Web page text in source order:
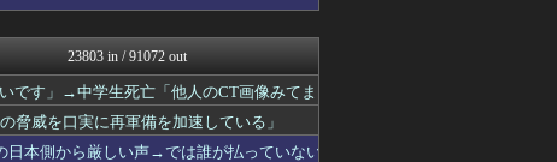
もきゅ速(*´ω`*)人(...
かせまと！
なんじぇいスタジアム＠なん...
思考ちゃんねる
ひま速(°∀°) -暇つぶ...
馬鳥速報
23803 in / 91072 out
です」→中学生死亡「他人のCT画像みてま
脅威を口実に再軍備を加速している」
日本側から厳しい声→では誰が払っていない